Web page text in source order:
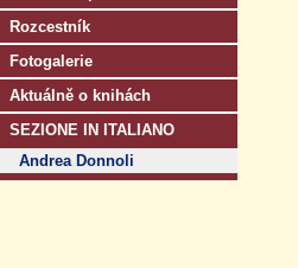
Rozcestník
Fotogalerie
Aktuálně o knihách
SEZIONE IN ITALIANO
Andrea Donnoli